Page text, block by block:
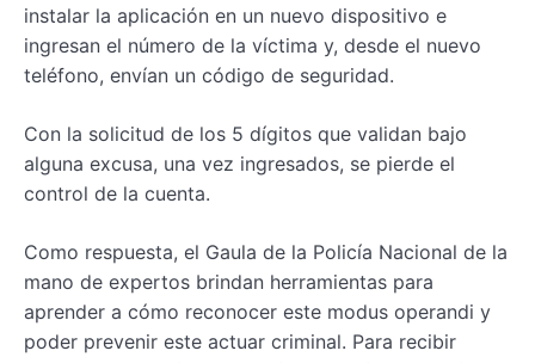
instalar la aplicación en un nuevo dispositivo e
ingresan el número de la víctima y, desde el nuevo
teléfono, envían un código de seguridad.
Con la solicitud de los 5 dígitos que validan bajo
alguna excusa, una vez ingresados, se pierde el
control de la cuenta.
Como respuesta, el Gaula de la Policía Nacional de la
mano de expertos brindan herramientas para
aprender a cómo reconocer este modus operandi y
poder prevenir este actuar criminal. Para recibir